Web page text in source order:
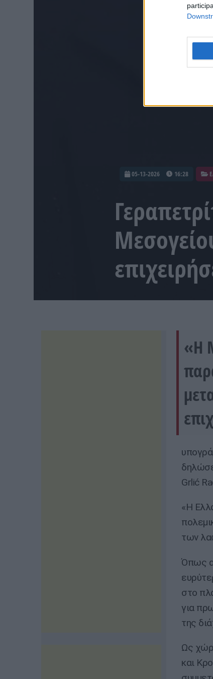
05-13-2026 16:28
«Η
Grlić
«Η
των
Όπως
στο
για
της
Ως
και